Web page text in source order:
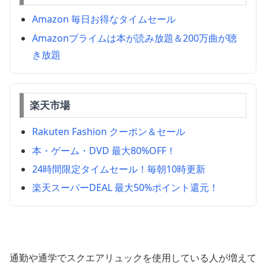
Amazon 毎日お得なタイムセール
Amazonプライムは本が読み放題＆200万曲が聴
き放題
楽天市場
Rakuten Fashion クーポン＆セール
本・ゲーム・DVD 最大80%OFF！
24時間限定タイムセール！毎朝10時更新
楽天スーパーDEAL 最大50%ポイント還元！
通勤や通学でスクエアリュックを使用している人が増えて